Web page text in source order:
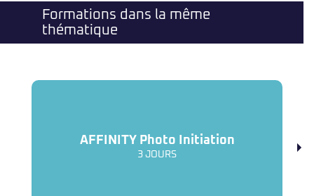
Formations dans la même
thématique
AFFINITY Photo Initiation
3 JOURS